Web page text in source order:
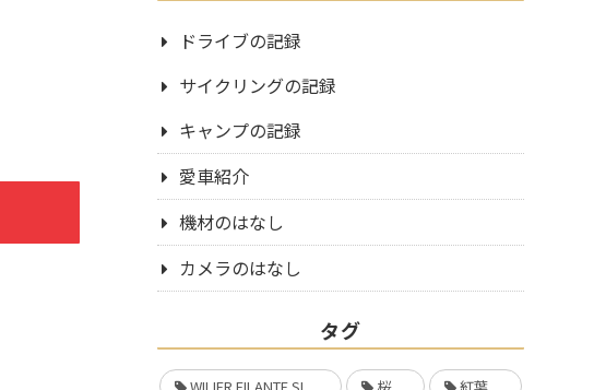
ドライブの記録
サイクリングの記録
キャンプの記録
愛車紹介
機材のはなし
カメラのはなし
タグ